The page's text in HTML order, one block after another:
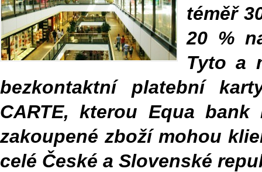
téměř
20 %
Tyto a
bezkontaktní platební
CARTE, kterou Equa
zakoupené zboží mohou
celé České a Slovenské